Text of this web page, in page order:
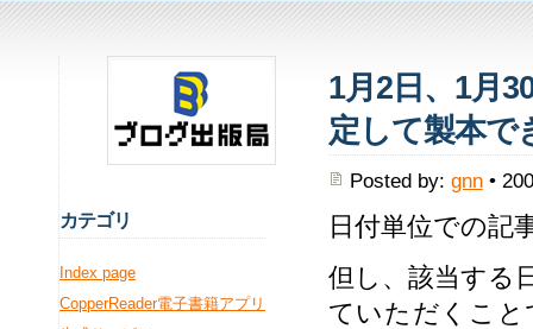
1月2日、1月
定して製本で
Posted by: gnn•
日付単位での記
但し、該当する
ていただくこ
カテゴリ
Index page
CopperReader電子書籍アプリ